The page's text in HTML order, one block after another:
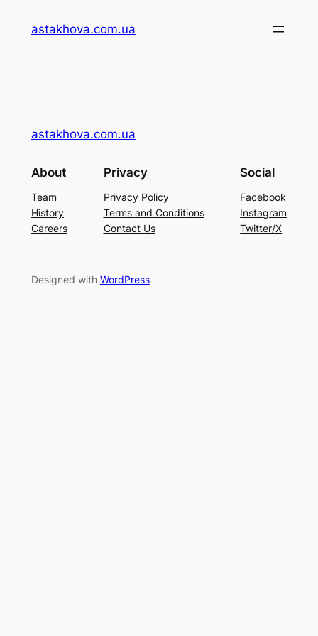
astakhova.com.ua
astakhova.com.ua
About
Team
History
Careers
Privacy
Privacy Policy
Terms and Conditions
Contact Us
Social
Facebook
Instagram
Twitter/X
Designed with WordPress